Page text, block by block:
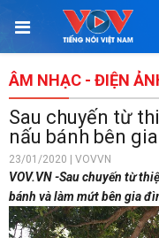
ÂM NHẠC - ĐIỆN
Sau chuyến từ
nấu bánh bên
23/01/2020 | VOVVN
VOV.VN -Sau chuyến từ
bánh và làm mứt bên gia